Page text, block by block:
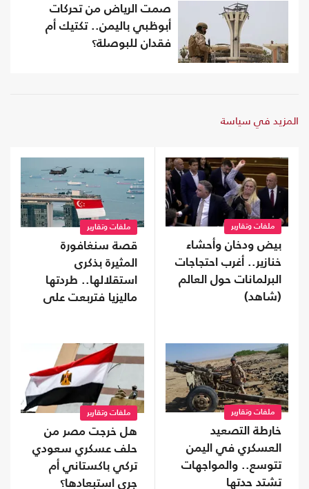
صمت الرياض من تحركات
أبوظبي باليمن.. تكتيك أم
فقدان للبوصلة؟
المزيد في سياسة
ملفات وتقارير
بيض ودخان وأحشاء
خنازير.. أغرب احتجاجات
البرلمانات حول العالم
(شاهد)
ملفات وتقارير
قصة سنغافورة
المثيرة بذكرى
استقلالها.. طردتها
ماليزيا فتربعت على
ملفات وتقارير
خارطة التصعيد
العسكري في اليمن
تتوسع.. والمواجهات
تشتد حدتها
ملفات وتقارير
هل خرجت مصر من
حلف عسكري سعودي
تركي باكستاني أم
جرى استبعادها؟